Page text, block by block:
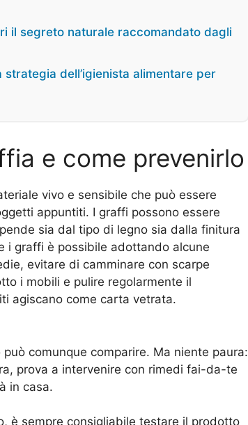
il segreto naturale raccomandato dagli
dell’igienista alimentare per
e come prevenirlo
vivo e sensibile che può essere
appuntiti. I graffi possono essere
sia dal tipo di legno sia dalla finitura
i graffi è possibile adottando alcune
evitare di camminare con scarpe
i mobili e pulire regolarmente il
agiscano come carta vetrata.
comunque comparire. Ma niente paura:
prova a intervenire con rimedi fai-da-te
in casa.
è sempre consigliabile testare il prodotto